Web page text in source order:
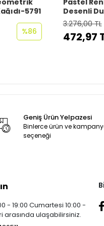
5791
%86
Desenli
Kağıdı-
3.276,00 TL
472,97
Geniş Ürün Yelpazesi
Binlerce ürün ve
seçeneği
- 19:00 Cumartesi 10:00 -
arasında ulaşabilirsiniz.